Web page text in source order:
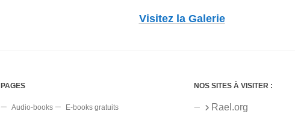
Visitez la Galerie
PAGES
Audio-books E-books gratuits
NOS SITES À VISITER :
Rael.org